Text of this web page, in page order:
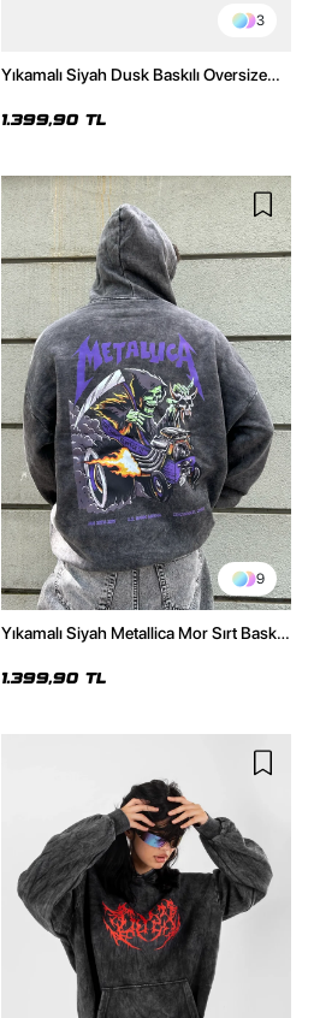
3
Yıkamalı Siyah Dusk Baskılı Oversize
1.399,90 TL
9
Yıkamalı Siyah Metallica Mor Sırt Baskılı
1.399,90 TL